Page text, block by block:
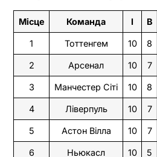
Місце Команда І В
1 Тоттенгем 10 8
2 Арсенал 10 7
3 Манчестер Сіті 10 8
4 Ліверпуль 10 7
5 Астон Вілла 10 7
6 Ньюкасл 10 5